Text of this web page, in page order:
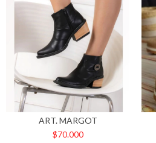
ART. MARGOT
$70.000